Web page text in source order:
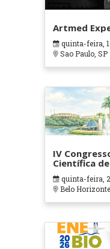
Artmed
quinta-feira,
Sao Paulo, SP
IV
Científica
em
Cuidados
quinta-feira,
Belo